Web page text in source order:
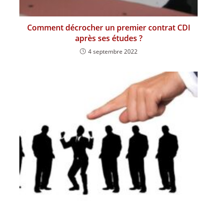
Comment décrocher un premier contrat CDI
après ses études ?
4 septembre 2022